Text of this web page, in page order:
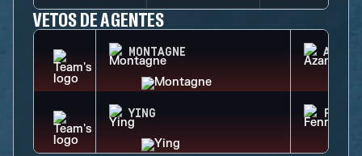
VETOS DE AGENTES
MONTAGNE AZAMI
YING